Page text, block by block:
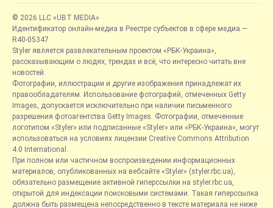
© 2026 LLC «UBT MEDIA»
Идентификатор онлайн-медиа в Реестре субъектов в сфере медиа —
R40-05347
Styler является развлекательным проектом «РБК-Украина»,
рассказывающим о людях, трендах и всё, что интересно читать вне
новостей.
Фотографии, иллюстрации и другие изображения принадлежат их
правообладателям. Использование фотографий, отмеченных Getty
Images, допускается исключительно при наличии письменного
разрешения фотоагентства Getty Images. Фотографии, отмеченные
логотипом «Styler» или подписанные «Styler» или «РБК-Украина», могут
использоваться на условиях лицензии Creative Commons Attribution
4.0 International.
При полном или частичном воспроизведении информационных
материалов, опубликованных на вебсайте «Styler» (styler.rbc.ua),
обязательно размещение активной гиперссылки на styler.rbc.ua,
открытой для индексации поисковыми системами. Такая гиперссылка
должна быть размещена непосредственно в тексте материала не ниже